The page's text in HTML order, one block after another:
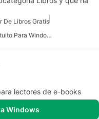
De Libros Gratis
Lector De Libros Gratuito Para Windows
lectores de e-books
Windows